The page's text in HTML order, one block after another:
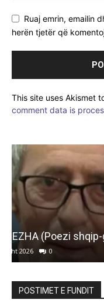
Ruaj emrin, emailin
herën tjetër që
This site uses Akismet
comment data is
Ishes, në 10-
admin - 9 Gusht 2026
POSTIMET E FUNDIT